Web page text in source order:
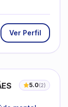
Ver Perfil
5.0(2)